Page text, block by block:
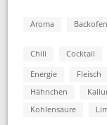
Aroma Backofen
Chili Cocktail
Energie Fleisch
Hähnchen
Kohlensäure